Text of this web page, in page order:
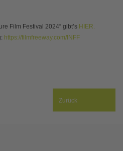
Film Festival 2024“ gibt’s HIER.
https://filmfreeway.com/INFF
Zurück